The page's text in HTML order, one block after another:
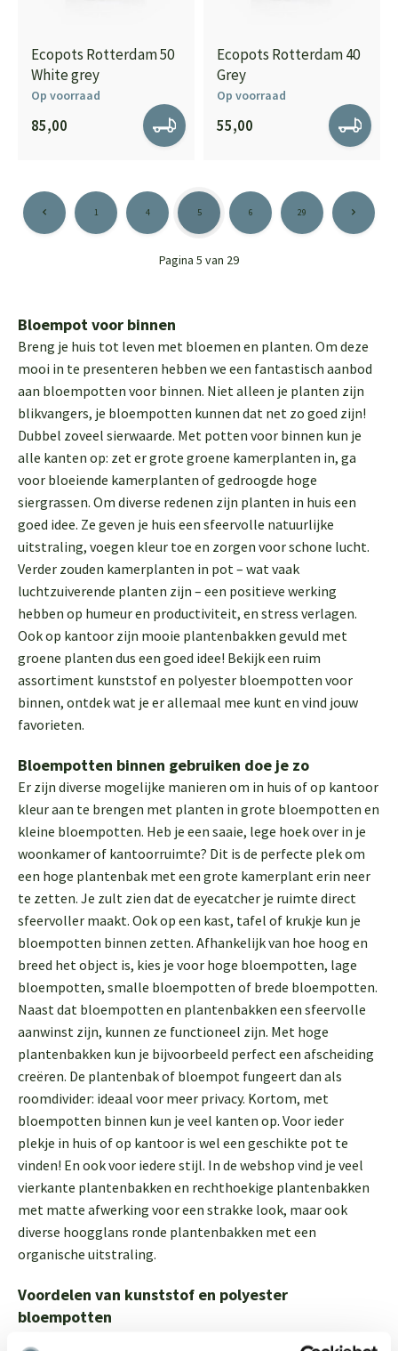
Ecopots Rotterdam 50
White grey
Op voorraad
85,00
Ecopots Rotterdam 40
Grey
Op voorraad
55,00
Pagina 5 van 29
1 4 5 6 29
Bloempot voor binnen
Breng je huis tot leven met bloemen en planten. Om deze
mooi in te presenteren hebben we een fantastisch aanbod
aan bloempotten voor binnen. Niet alleen je planten zijn
blikvangers, je bloempotten kunnen dat net zo goed zijn!
Dubbel zoveel sierwaarde. Met potten voor binnen kun je
alle kanten op: zet er grote groene kamerplanten in, ga
voor bloeiende kamerplanten of gedroogde hoge
siergrassen. Om diverse redenen zijn planten in huis een
goed idee. Ze geven je huis een sfeervolle natuurlijke
uitstraling, voegen kleur toe en zorgen voor schone lucht.
Verder zouden kamerplanten in pot – wat vaak
luchtzuiverende planten zijn – een positieve werking
hebben op humeur en productiviteit, en stress verlagen.
Ook op kantoor zijn mooie plantenbakken gevuld met
groene planten dus een goed idee! Bekijk een ruim
assortiment kunststof en polyester bloempotten voor
binnen, ontdek wat je er allemaal mee kunt en vind jouw
favorieten.
Bloempotten binnen gebruiken doe je zo
Er zijn diverse mogelijke manieren om in huis of op kantoor
kleur aan te brengen met planten in grote bloempotten en
kleine bloempotten. Heb je een saaie, lege hoek over in je
woonkamer of kantoorruimte? Dit is de perfecte plek om
een hoge plantenbak met een grote kamerplant erin neer
te zetten. Je zult zien dat de eyecatcher je ruimte direct
sfeervoller maakt. Ook op een kast, tafel of krukje kun je
bloempotten binnen zetten. Afhankelijk van hoe hoog en
breed het object is, kies je voor hoge bloempotten, lage
bloempotten, smalle bloempotten of brede bloempotten.
Naast dat bloempotten en plantenbakken een sfeervolle
aanwinst zijn, kunnen ze functioneel zijn. Met hoge
plantenbakken kun je bijvoorbeeld perfect een afscheiding
creëren. De plantenbak of bloempot fungeert dan als
roomdivider: ideaal voor meer privacy. Kortom, met
bloempotten binnen kun je veel kanten op. Voor ieder
plekje in huis of op kantoor is wel een geschikte pot te
vinden! En ook voor iedere stijl. In de webshop vind je veel
vierkante plantenbakken en rechthoekige plantenbakken
met matte afwerking voor een strakke look, maar ook
diverse hoogglans ronde plantenbakken met een
organische uitstraling.
Voordelen van kunststof en polyester
bloempotten